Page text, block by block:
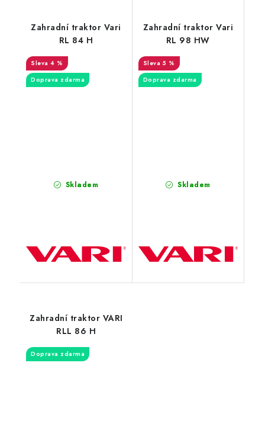
Zahradní traktor Vari
RL 84 H
4 %
Doprava zdarma
Skladem
Zahradní traktor Vari
RL 98 HW
5 %
Doprava zdarma
Skladem
Zahradní traktor VARI
RLL 86 H
Doprava zdarma